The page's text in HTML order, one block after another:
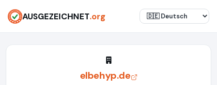
AUSGEZEICHNET.org
elbehyp.de